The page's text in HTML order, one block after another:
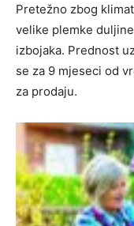
Pretežno zbog
velike plemke
izbojaka. Prednost
se za 9 mjeseci od
za prodaju.